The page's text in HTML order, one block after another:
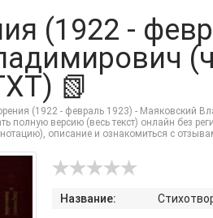
(1922 -
📗
(1922 - февраль 1923) - Маяковский
версию (весь текст) онлайн без
описание и ознакомиться с
Название: